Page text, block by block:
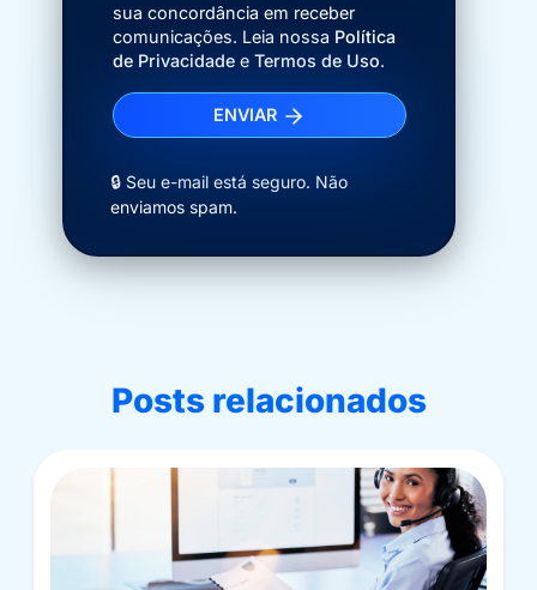
sua concordância em receber
comunicações. Leia nossa Política
de Privacidadee Termos de Uso.
ENVIAR
🔒 Seu e-mail está seguro. Não
enviamos spam.
Posts relacionados